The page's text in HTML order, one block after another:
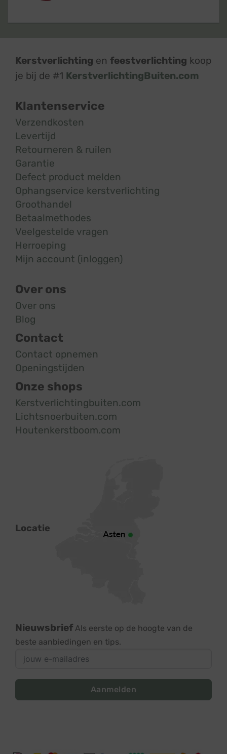
Kerstverlichting en feestverlichting koop
je bij de #1 KerstverlichtingBuiten.com
Klantenservice
Verzendkosten
Levertijd
Retourneren & ruilen
Garantie
Defect product melden
Ophangservice kerstverlichting
Groothandel
Betaalmethodes
Veelgestelde vragen
Herroeping
Mijn account (inloggen)
Over ons
Over ons
Blog
Contact
Contact opnemen
Openingstijden
Onze shops
Kerstverlichtingbuiten.com
Lichtsnoerbuiten.com
Houtenkerstboom.com
Locatie
Nieuwsbrief Als eerste op de hoogte van de
beste aanbiedingen en tips.
Aanmelden